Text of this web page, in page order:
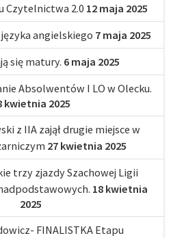
Czytelnictwa 2.0 12 maja 2025
angielskiego 7 maja 2025
się matury. 6 maja 2025
Absolwentów I LO w Olecku.
kwietnia 2025
z IIA zajął drugie miejsce w
27 kwietnia 2025
trzy zjazdy Szachowej Ligii
18 kwietnia
2025
FINALISTKA Etapu